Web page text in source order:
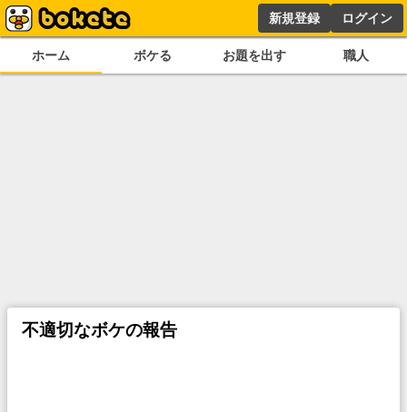
新規登録 ログイン
ホーム ボケる お題を出す 職人
不適切なボケの報告